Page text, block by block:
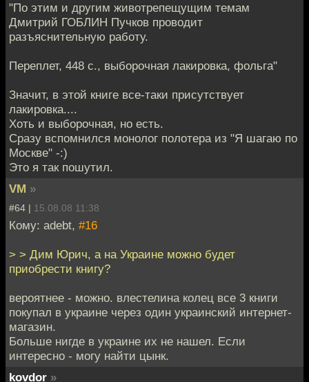
"По этим и другим животрепещущим темам
Дмитрий ГОБЛИН Пучков проводит
разъяснительную работу.
Переплет, 448 с., выборочная лакировка, фольга"
Значит, в этой книге все-таки присутствует
лакировка....
Хоть и выборочная, но есть.
Сразу вспомнился монолог полотера из "Я шагаю по
Москве" -:)
Это я так пошутил.
VM »
#64 | 15.08.08 11:38
Кому: adebt, #16
> > Дим Юрич, а на Украине можно будет
приобрести книгу?
вероятнее - можно. влестелина колец все 3 книги
покупал в украине через один украинский интернет-
магазин.
Больше нигде в украине их не нашел. Если
интересно - могу найти цынк.
kovdor »